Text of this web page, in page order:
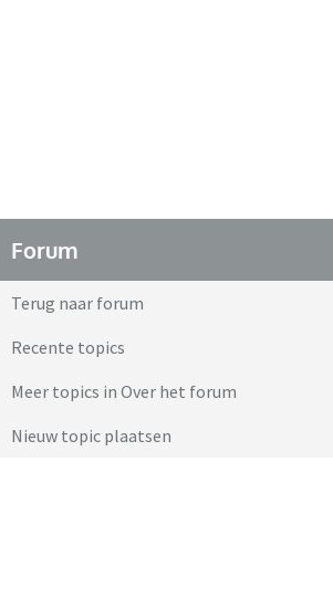
Forum
Terug naar forum
Recente topics
Meer topics in Over het forum
Nieuw topic plaatsen